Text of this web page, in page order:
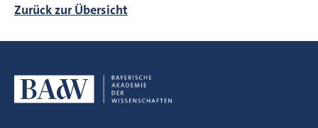
Zurück zur Übersicht